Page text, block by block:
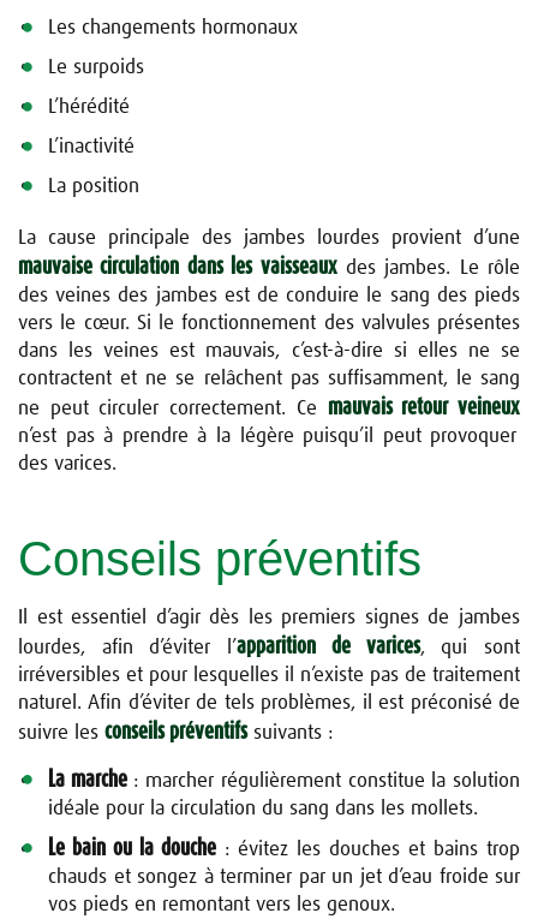
Les changements hormonaux
Le surpoids
L’hérédité
L’inactivité
La position
La cause principale des jambes lourdes provient d’une
mauvaise circulation dans les vaisseauxdes jambes. Le rôle
des veines des jambes est de conduire le sang des pieds
vers le cœur. Si le fonctionnement des valvules présentes
dans les veines est mauvais, c’est-à-dire si elles ne se
contractent et ne se relâchent pas suffisamment, le sang
ne peut circuler correctement. Ce mauvais retour veineux
n’est pas à prendre à la légère puisqu’il peut provoquer
des varices.
Conseils préventifs
Il est essentiel d’agir dès les premiers signes de jambes
lourdes, afin d’éviter l’apparition de varices, qui sont
irréversibles et pour lesquelles il n’existe pas de traitement
naturel. Afin d’éviter de tels problèmes, il est préconisé de
suivre les conseils préventifssuivants :
La marche: marcher régulièrement constitue la solution
idéale pour la circulation du sang dans les mollets.
Le bain ou la douche : évitez les douches et bains trop
chauds et songez à terminer par un jet d’eau froide sur
vos pieds en remontant vers les genoux.